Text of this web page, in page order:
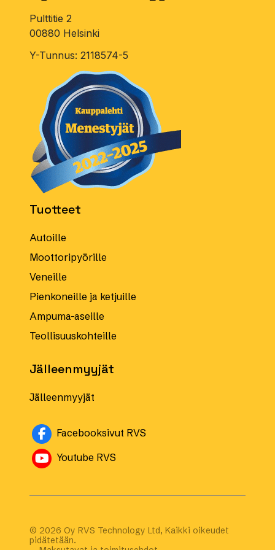
käyttöohje.
Pulttitie 2
00880 Helsinki
Y-Tunnus: 2118574-5
Tuotteet
Autoille
Moottoripyörille
Veneille
Pienkoneille ja ketjuille
Ampuma-aseille
Teollisuuskohteille
Jälleenmyyjät
Jälleenmyyjät
Facebooksivut RVS
Youtube RVS
© 2026 Oy RVS Technology Ltd, Kaikki oikeudet
pidätetään.